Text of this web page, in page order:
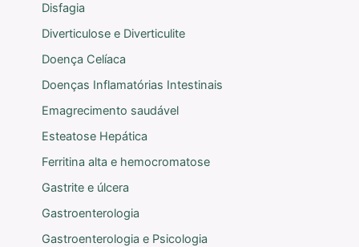
Disfagia
Diverticulose e Diverticulite
Doença Celíaca
Doenças Inflamatórias Intestinais
Emagrecimento saudável
Esteatose Hepática
Ferritina alta e hemocromatose
Gastrite e úlcera
Gastroenterologia
Gastroenterologia e Psicologia